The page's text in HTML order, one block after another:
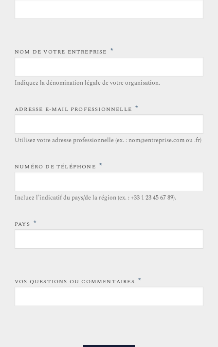
NOM DE VOTRE ENTREPRISE *
Indiquez la dénomination légale de votre organisation.
ADRESSE E-MAIL PROFESSIONNELLE *
Utilisez votre adresse professionnelle (ex. : nom@entreprise.com ou .fr)
NUMÉRO DE TÉLÉPHONE *
Incluez l’indicatif du pays/de la région (ex. : +33 1 23 45 67 89).
PAYS *
VOS QUESTIONS OU COMMENTAIRES *